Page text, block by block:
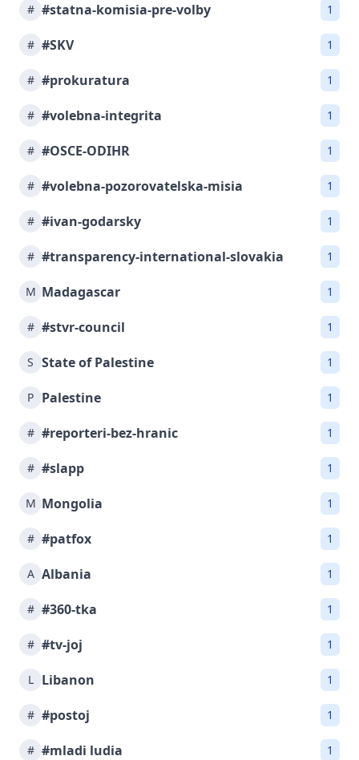
# #statna-komisia-pre-volby 1
# #SKV 1
# #prokuratura 1
# #volebna-integrita 1
# #OSCE-ODIHR 1
# #volebna-pozorovatelska-misia 1
# #ivan-godarsky 1
# #transparency-international-slovakia 1
M Madagascar 1
# #stvr-council 1
S State of Palestine 1
P Palestine 1
# #reporteri-bez-hranic 1
# #slapp 1
M Mongolia 1
# #patfox 1
A Albania 1
# #360-tka 1
# #tv-joj 1
L Libanon 1
# #postoj 1
# #mladi ludia 1